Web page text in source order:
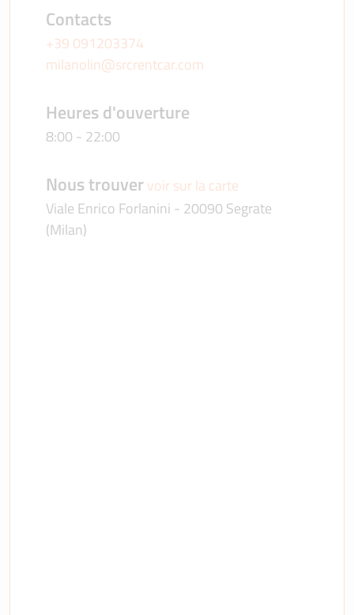
Contacts
+39 091203374
milanolin@srcrentcar.com
Heures d'ouverture
8:00 - 22:00
Nous trouvervoir sur la carte
Viale Enrico Forlanini - 20090 Segrate
(Milan)